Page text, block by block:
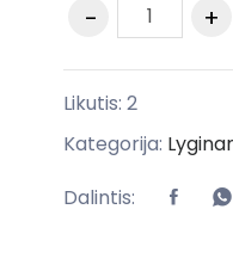
Likutis: 2
Kategorija:
Dalintis: